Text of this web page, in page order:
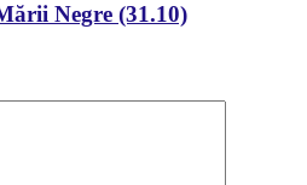
Negre (31.10)